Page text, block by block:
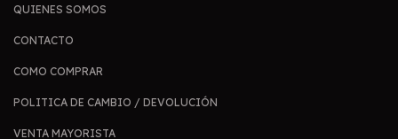
QUIENES SOMOS
CONTACTO
COMO COMPRAR
POLITICA DE CAMBIO / DEVOLUCIÓN
VENTA MAYORISTA